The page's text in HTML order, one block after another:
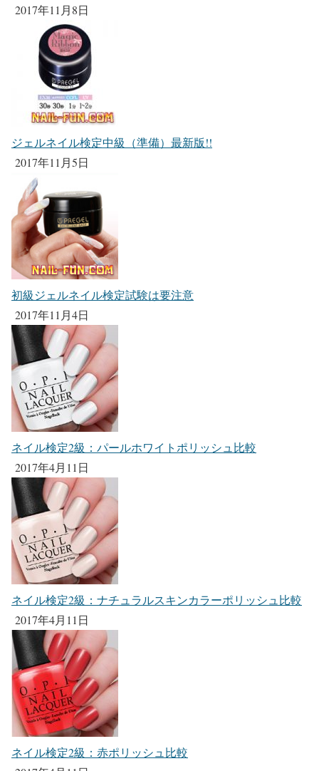
2017年11月8日
ジェルネイル検定中級（準備）最新版!!
2017年11月5日
初級ジェルネイル検定試験は要注意
2017年11月4日
ネイル検定2級：パールホワイトポリッシュ比較
2017年4月11日
ネイル検定2級：ナチュラルスキンカラーポリッシュ比較
2017年4月11日
ネイル検定2級：赤ポリッシュ比較